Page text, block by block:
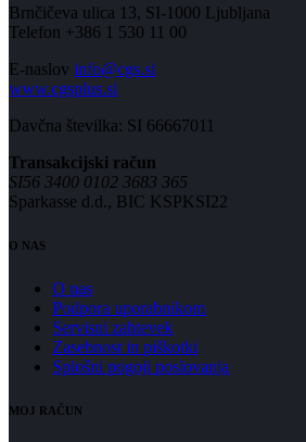
Brnčičeva ulica 13, SI-1000 Ljubljana
Telefon +386 1 530 11 00
E-naslov info@cgs.si
www.cgsplus.si
Davčna številka: SI 66667011
Transakcijski račun
SI56 3400 0102 3683 365
Sparkasse d.d., BIC KSPKSI22
O NAS
O nas
Podpora uporabnikom
Servisni zahtevek
Zasebnost in piškotki
Splošni pogoji poslovanja
MOJ RAČUN